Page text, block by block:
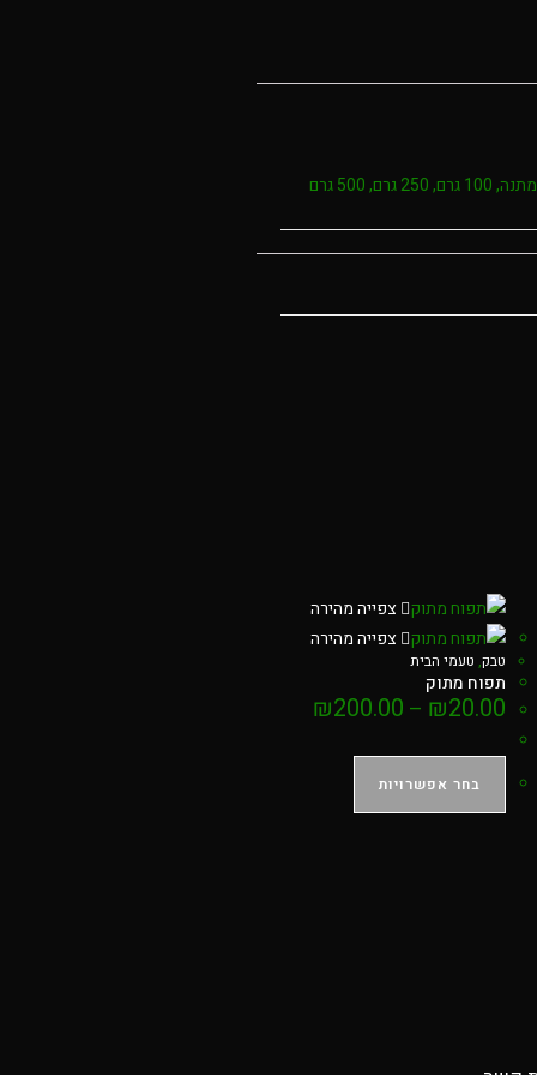
צפייה מהירה
צפייה מהירה
טבק, טעמי הבית
תפוח מתוק
₪20.00
–
₪200.00
בחר אפשרויות